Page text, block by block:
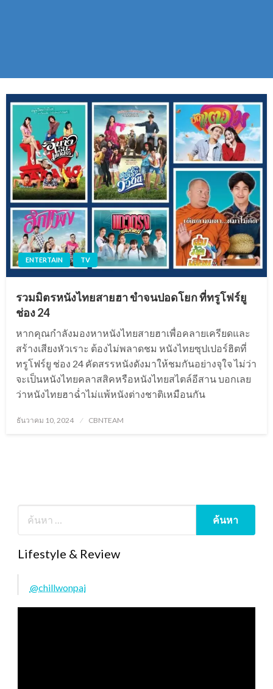
ENTERTAIN TV
รวมมิตรหนังไทยสายฮา ขำจนปอดโยก ที่ทรูโฟร์ยู
ช่อง 24
หากคุณกำลังมองหาหนังไทยสายฮาเพื่อคลายเครียดและ
สร้างเสียงหัวเราะ ต้องไม่พลาดชม หนังไทยซุปเปอร์ฮิตที่
ทรูโฟร์ยู ช่อง 24 คัดสรรหนังดังมาให้ชมกันอย่างจุใจ ไม่ว่า
จะเป็นหนังไทยคลาสสิคหรือหนังไทยสไตล์อีสาน บอกเลย
ว่าหนังไทยฮาฉ่ำไม่แพ้หนังต่างชาติเหมือนกัน
Posted
ธันวาคม 10, 2024 CBNTEAM
Lifestyle & Review
@chillwonpai